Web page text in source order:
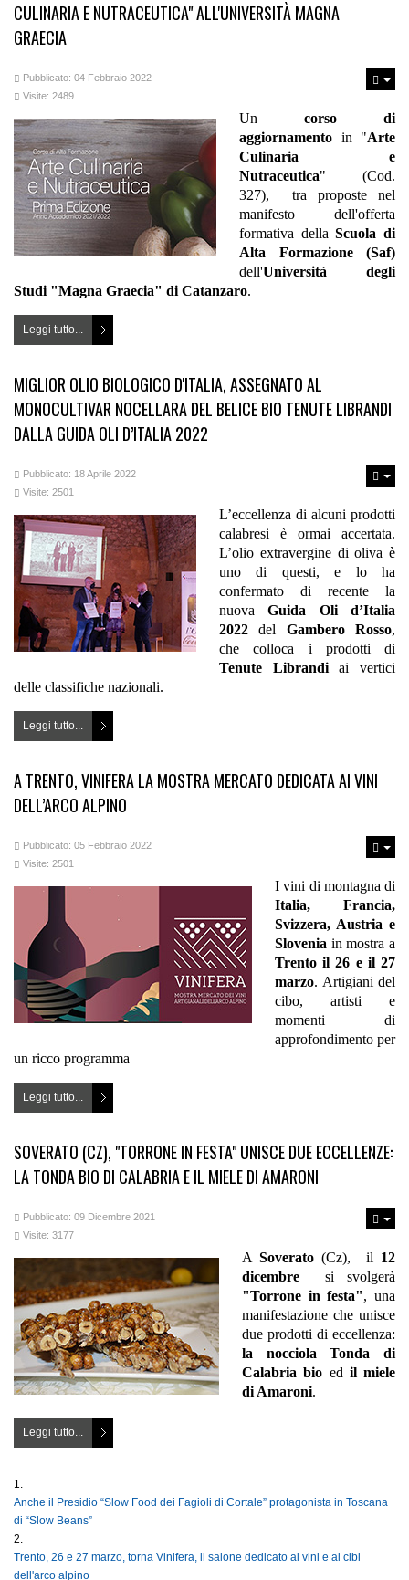
CULINARIA E NUTRACEUTICA" ALL'UNIVERSITÀ MAGNA
GRAECIA
Pubblicato: 04 Febbraio 2022
Visite: 2489
Un corso di
aggiornamento in "Arte
Culinaria e
Nutraceutica" (Cod.
327), tra proposte nel
manifesto dell'offerta
formativa dellaScuola di
Alta Formazione (Saf)
dell'Università degli
Studi "Magna Graecia" di Catanzaro.
Leggi tutto...
MIGLIOR OLIO BIOLOGICO D'ITALIA, ASSEGNATO AL
MONOCULTIVAR NOCELLARA DEL BELICE BIO TENUTE LIBRANDI
DALLA GUIDA OLI D’ITALIA 2022
Pubblicato: 18 Aprile 2022
Visite: 2501
L’eccellenza di alcuni prodotti
calabresi è ormai accertata.
L’olio extravergine di oliva è
uno di questi, e lo ha
confermato di recente la
nuovaGuida Oli d’Italia
2022 del Gambero Rosso,
che colloca i prodotti di
Tenute Librandiai vertici
delle classifiche nazionali.
Leggi tutto...
A TRENTO, VINIFERA LA MOSTRA MERCATO DEDICATA AI VINI
DELL’ARCO ALPINO
Pubblicato: 05 Febbraio 2022
Visite: 2501
I vini di montagna di
Italia, Francia,
Svizzera, Austria e
Slovenia in mostra a
Trento il 26 e il 27
marzo. Artigiani del
cibo, artisti e
momenti di
approfondimento per
un ricco programma
Leggi tutto...
SOVERATO (CZ), "TORRONE IN FESTA" UNISCE DUE ECCELLENZE:
LA TONDA BIO DI CALABRIA E IL MIELE DI AMARONI
Pubblicato: 09 Dicembre 2021
Visite: 3177
ASoverato (Cz), il 12
dicembre si svolgerà
"Torrone in festa", una
manifestazione che unisce
due prodotti di eccellenza:
la nocciola Tonda di
Calabria bio ed il miele
di Amaroni.
Leggi tutto...
Anche il Presidio “Slow Food dei Fagioli di Cortale” protagonista in Toscana
di “Slow Beans”
Trento, 26 e 27 marzo, torna Vinifera, il salone dedicato ai vini e ai cibi
dell'arco alpino